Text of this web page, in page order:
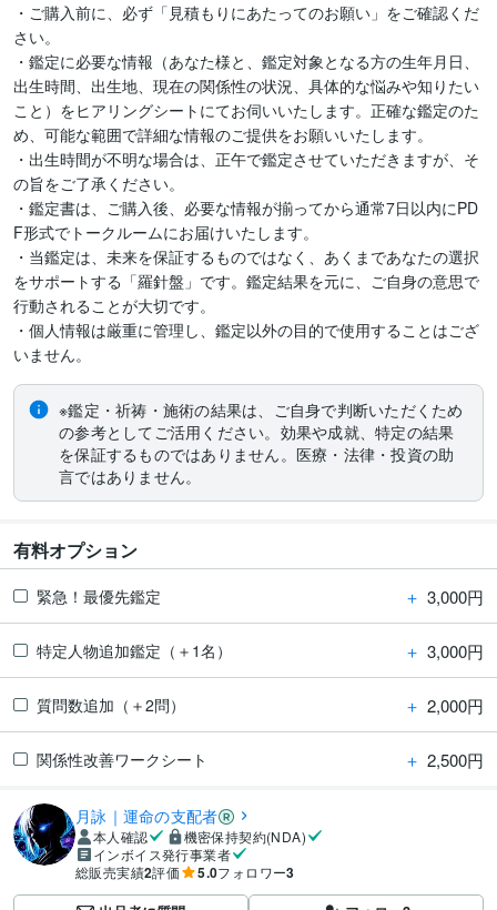
・ご購入前に、必ず「見積もりにあたってのお願い」をご確認くだ
さい。
・鑑定に必要な情報（あなた様と、鑑定対象となる方の生年月日、
出生時間、出生地、現在の関係性の状況、具体的な悩みや知りたい
こと）をヒアリングシートにてお伺いいたします。正確な鑑定のた
め、可能な範囲で詳細な情報のご提供をお願いいたします。
・出生時間が不明な場合は、正午で鑑定させていただきますが、そ
の旨をご了承ください。
・鑑定書は、ご購入後、必要な情報が揃ってから通常7日以内にPD
F形式でトークルームにお届けいたします。
・当鑑定は、未来を保証するものではなく、あくまであなたの選択
をサポートする「羅針盤」です。鑑定結果を元に、ご自身の意思で
行動されることが大切です。
・個人情報は厳重に管理し、鑑定以外の目的で使用することはござ
いません。
※鑑定・祈祷・施術の結果は、ご自身で判断いただくため
の参考としてご活用ください。効果や成就、特定の結果
を保証するものではありません。医療・法律・投資の助
言ではありません。
有料オプション
緊急！最優先鑑定 ＋ 3,000円
特定人物追加鑑定（＋1名） ＋ 3,000円
質問数追加（＋2問） ＋ 2,000円
関係性改善ワークシート ＋ 2,500円
月詠｜運命の支配者
本人確認
機密保持契約(NDA)
インボイス発行事業者
総販売実績2評価 5.0フォロワー3